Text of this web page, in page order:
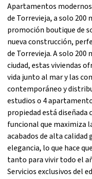
Apartamentos
de Torrevieja, a solo 200
promoción boutique de
nueva construcción,
de Torrevieja. A solo
ciudad, estas viviendas
vida junto al mar y las
contemporáneo y
estudios o 4
propiedad está
funcional que maximiza
acabados de alta
elegancia, lo que hace
tanto para vivir todo el
Servicios exclusivos del